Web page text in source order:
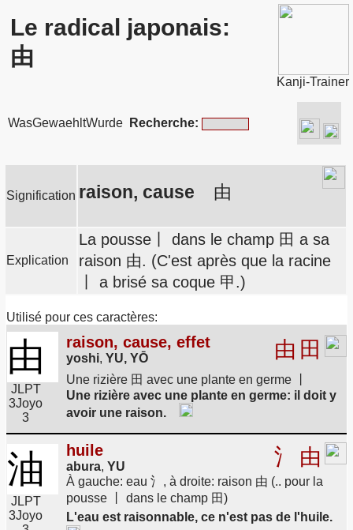
Le radical japonais:
由
Kanji-Trainer
WasGewaehltWurde Recherche:
Signification raison, cause 由
Explication
La pousse丨 dans le champ 田 a sa
raison 由. (C'est après que la racine
丨 a brisé sa coque 甲.)
Utilisé pour ces caractères:
由
JLPT
3Joyo
3
raison, cause, effet
yoshi, YU, YŌ 由 田
Une rizière 田 avec une plante en germe 丨
Une rizière avec une plante en germe: il doit y
avoir une raison.
油
JLPT
3Joyo
huile
abura, YU 氵 由
À gauche: eau 氵, à droite: raison 由 (.. pour la
pousse 丨 dans le champ 田)
L'eau est raisonnable, ce n'est pas de l'huile.